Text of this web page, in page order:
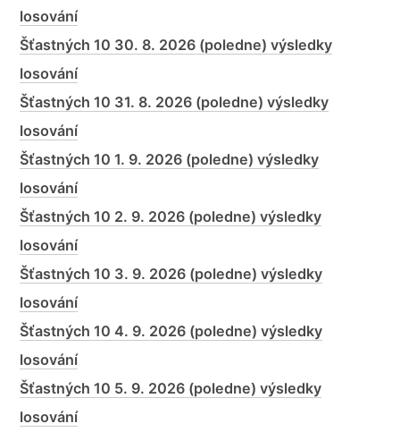
losování
Šťastných 10 30. 8. 2026 (poledne) výsledky
losování
Šťastných 10 31. 8. 2026 (poledne) výsledky
losování
Šťastných 10 1. 9. 2026 (poledne) výsledky
losování
Šťastných 10 2. 9. 2026 (poledne) výsledky
losování
Šťastných 10 3. 9. 2026 (poledne) výsledky
losování
Šťastných 10 4. 9. 2026 (poledne) výsledky
losování
Šťastných 10 5. 9. 2026 (poledne) výsledky
losování